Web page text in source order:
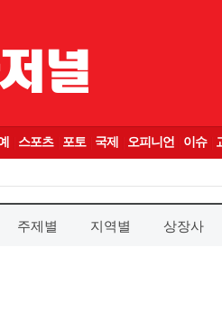
주제별 지역별 상장사